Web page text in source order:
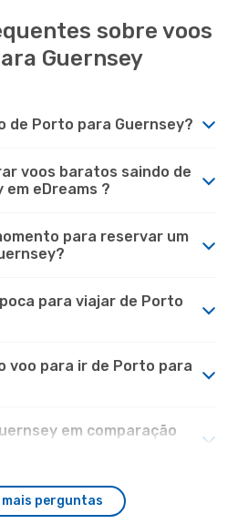
sobre voos
Guernsey
de Porto para Guernsey?
voos baratos saindo de
eDreams ?
para reservar um
para viajar de Porto
voo para ir de Porto para
em comparação
mais perguntas